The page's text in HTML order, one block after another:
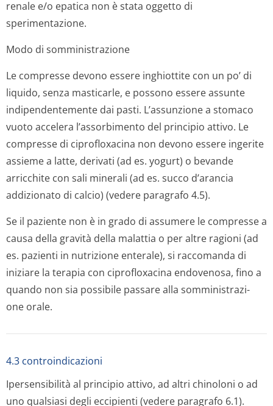
renale e/o epatica non è stata oggetto di
sperimentazione.
Modo di somministrazione
Le compresse devono essere inghiottite con un po’ di
liquido, senza masticarle, e possono essere assunte
indipendentemente dai pasti. L’assunzione a stomaco
vuoto accelera l’assorbimento del principio attivo. Le
compresse di ciprofloxacina non devono essere ingerite
assieme a latte, derivati (ad es. yogurt) o bevande
arricchite con sali minerali (ad es. succo d’arancia
addizionato di calcio) (vedere paragrafo 4.5).
Se il paziente non è in grado di assumere le compresse a
causa della gravità della malattia o per altre ragioni (ad
es. pazienti in nutrizione enterale), si raccomanda di
iniziare la terapia con ciprofloxacina endovenosa, fino a
quando non sia possibile passare alla somministrazi­
one orale.
4.3 controindicazioni
Ipersensibilità al principio attivo, ad altri chinoloni o ad
uno qualsiasi degli eccipienti (vedere paragrafo 6.1).